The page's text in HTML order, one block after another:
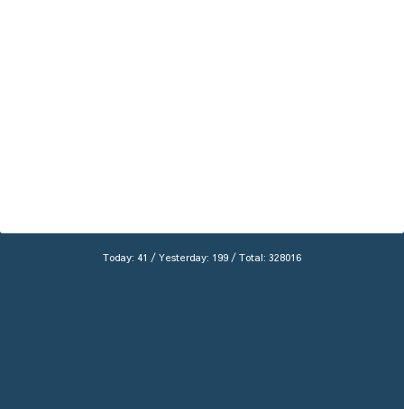
Today: 41 / Yesterday: 199 / Total: 328016